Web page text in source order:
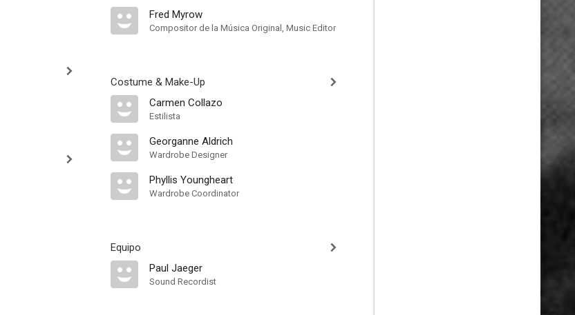
Fred Myrow
Compositor de la Música Original, Music Editor
Costume & Make-Up
Carmen Collazo
Estilista
Georganne Aldrich
Wardrobe Designer
Phyllis Youngheart
Wardrobe Coordinator
Equipo
Paul Jaeger
Sound Recordist